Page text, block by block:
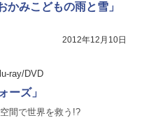
かみこどもの雨と雪」
2012年12月10日
ray/DVD
ーズ」
間で世界を救う!?